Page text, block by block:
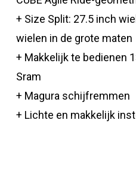
+ Size Split: 27.5 inch
wielen in de grote maten
+ Makkelijk te bedienen
Sram
+ Magura schijfremmen
+ Lichte en makkelijk